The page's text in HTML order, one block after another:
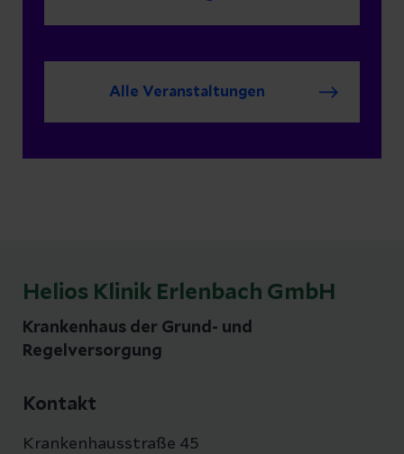
Alle Veranstaltungen
Helios Klinik Erlenbach GmbH
Krankenhaus der Grund- und
Regelversorgung
Kontakt
Krankenhausstraße 45